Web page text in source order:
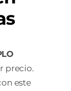
precio.
este